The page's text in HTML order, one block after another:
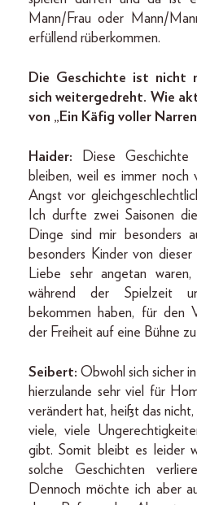
Mann/Frau oder Mann/
erfüllend rüberkommen.
Die Geschichte ist nicht
sich weitergedreht. Wie
von „Ein Käfig voller
Haider:
Diese
bleiben, weil es immer
Angst vor
Ich durfte zwei Saisonen
Dinge sind mir besonders
besonders Kinder von
Liebe sehr angetan
während der Spielzeit
bekommen haben, für den
der Freiheit auf eine Bühne
Seibert: Obwohl sich sicher
hierzulande sehr viel für
verändert hat, heißt das
viele, viele
gibt. Somit bleibt es leider
solche Geschichten
Dennoch möchte ich aber